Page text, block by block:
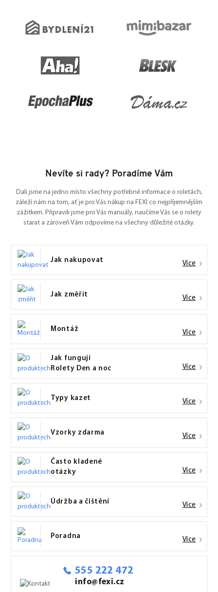
Nevíte si rady? Poradíme Vám
Dali jsme na jedno místo všechny potřebné informace o roletách,
záleží nám na tom, ať je pro Vás nákup na FEXI co nejpříjemnějším
zážitkem. Připravili jsme pro Vás manuály, naučíme Vás se o rolety
starat a zároveň Vám odpovíme na všechny důležité otázky.
Jak nakupovat Více
Jak změřit Více
Montáž Více
Jak fungují
Rolety Den a noc
Více
Typy kazet Více
Vzorky zdarma Více
Často kladené
otázky
Více
Údržba a čištění Více
Poradna Více
555 222 472
info@fexi.cz